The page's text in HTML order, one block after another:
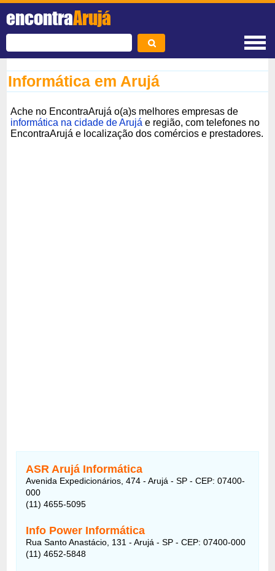
encontraArujá
Informática em Arujá
Ache no EncontraArujá o(a)s melhores empresas de
informática na cidade de Arujá e região, com telefones no
EncontraArujá e localização dos comércios e prestadores.
ASR Arujá Informática
Avenida Expedicionários, 474 - Arujá - SP - CEP: 07400-
000
(11) 4655-5095
Info Power Informática
Rua Santo Anastácio, 131 - Arujá - SP - CEP: 07400-000
(11) 4652-5848